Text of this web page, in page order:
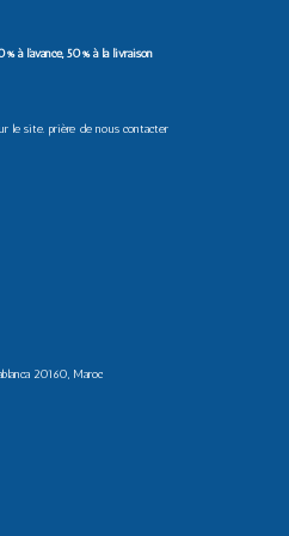
à l’avance, 50% à la livraison
le site. prière de nous contacter
20160, Maroc